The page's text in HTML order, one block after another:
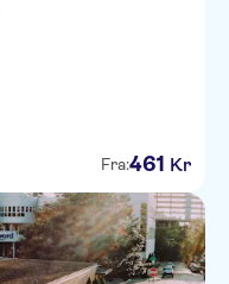
Fra:461 Kr